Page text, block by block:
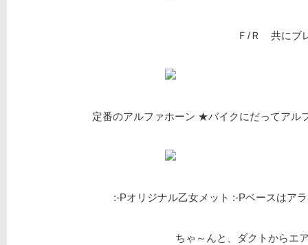
Ｆ/Ｒ 共にブレンボ;-
定番のアルファホーン ★バイクにだってアルフ
:-Pオリジナル乙女メット :-Pベースはアライ
ちゃ～んと、ダクトからエア入り